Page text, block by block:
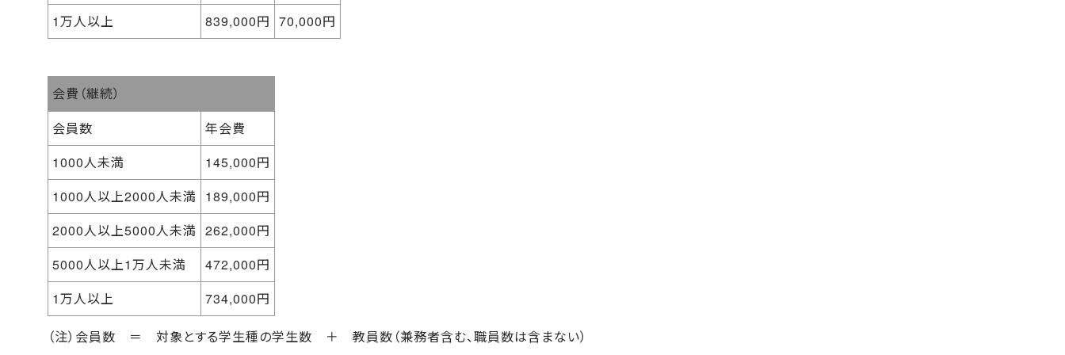
1万人以上
839,000円 70,000円
会費（継続）
会員数
年会費
1000人未満
145,000円
1000人以上2000人未満
189,000円
2000人以上5000人未満 262,000円
5000人以上1万人未満
472,000円
1万人以上
734,000円
（注）会員数 ＝ 対象とする学生種の学生数 ＋ 教員数（兼務者含む、職員数は含まない）